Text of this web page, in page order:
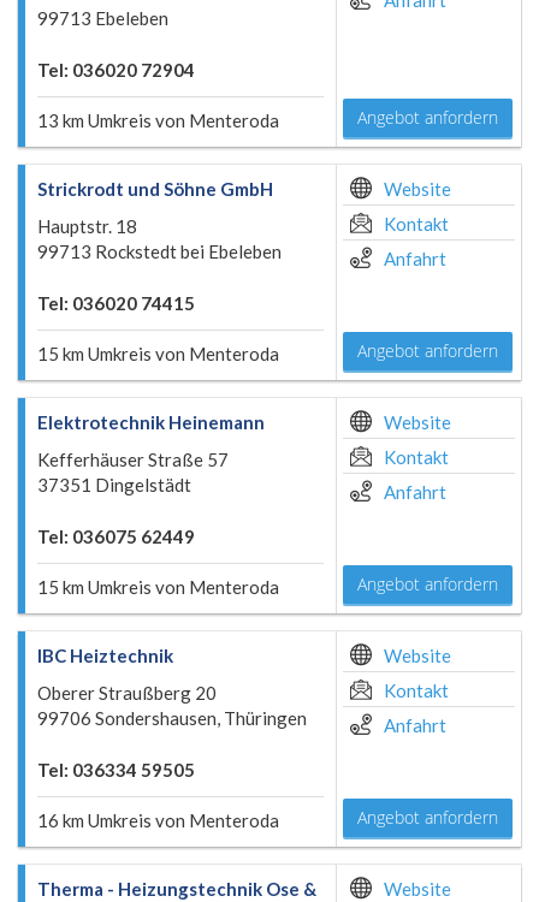
99713 Ebeleben
Tel: 036020 72904
13 km Umkreis von Menteroda Angebot anfordern
Strickrodt und Söhne GmbH
Hauptstr. 18
99713 Rockstedt bei Ebeleben
Tel: 036020 74415
15 km Umkreis von Menteroda
Website
Kontakt
Anfahrt
Angebot anfordern
Elektrotechnik Heinemann
Kefferhäuser Straße 57
37351 Dingelstädt
Tel: 036075 62449
15 km Umkreis von Menteroda
Website
Kontakt
Anfahrt
Angebot anfordern
IBC Heiztechnik
Oberer Straußberg 20
99706 Sondershausen, Thüringen
Tel: 036334 59505
16 km Umkreis von Menteroda
Website
Kontakt
Anfahrt
Angebot anfordern
Therma - Heizungstechnik Ose &
Website